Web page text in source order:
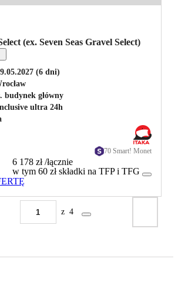
(ex. Seven Seas Gravel Select)
(6 dni)
budynek główny
ultra 24h
70 Smart! Monet
6 178 zł/łącznie
w tym 60 zł składki na TFP i TFG
z 4